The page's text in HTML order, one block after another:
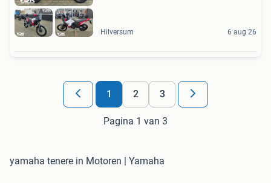
Hilversum 6 aug 26
1 2 3
Pagina 1 van 3
yamaha tenere in Motoren | Yamaha